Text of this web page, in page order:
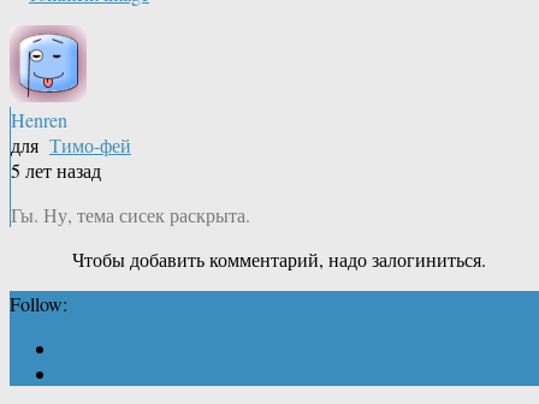
Henren
для Тимо-фей
5 лет назад
Гы. Ну, тема сисек раскрыта.
Чтобы добавить комментарий, надо залогиниться.
Follow: